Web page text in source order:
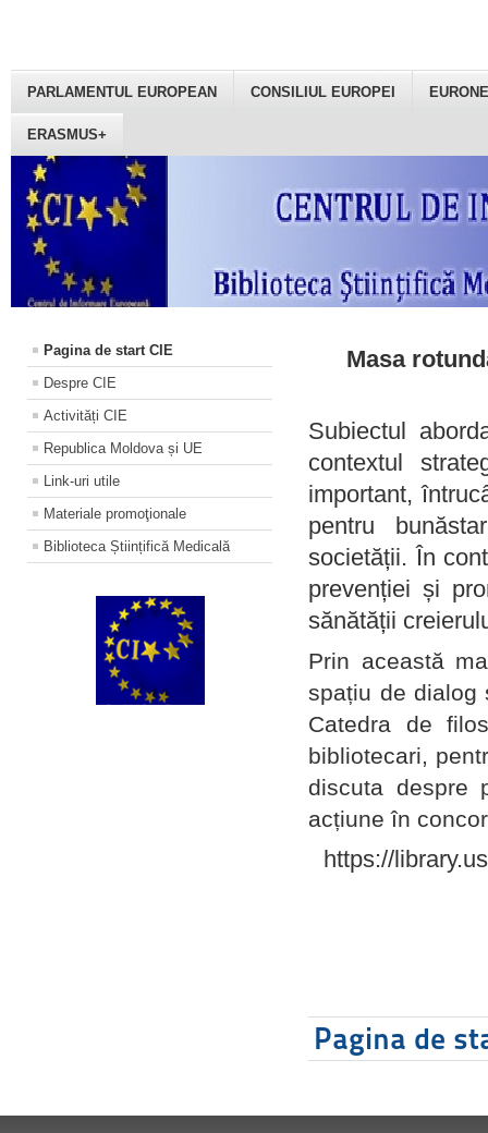
PARLAMENTUL EUROPEAN CONSILIUL EUROPEI
ERASMUS+
Pagina de start CIE
Despre CIE
Activități CIE
Republica Moldova și UE
Link-uri utile
Materiale promoţionale
Biblioteca Științifică Medicală
Masa
Subiectul
contextul
important,
pentru
societății. În
prevenției și
sănătății
Prin această
spațiu de dialog
Catedra de
bibliotecari,
discuta despre
acțiune în
https://
Pagina de